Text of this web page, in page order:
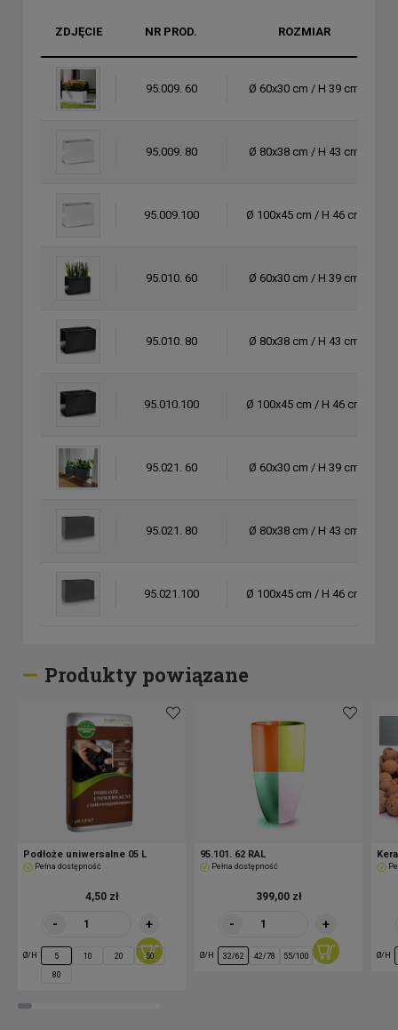
ZDJĘCIE NR PROD. ROZMIAR
95.009. 60 Ø 60x30 cm / H 39 cm
95.009. 80 Ø 80x38 cm / H 43 cm
95.009.100 Ø 100x45 cm / H 46 cm
95.010. 60 Ø 60x30 cm / H 39 cm
95.010. 80 Ø 80x38 cm / H 43 cm
95.010.100 Ø 100x45 cm / H 46 cm
95.021. 60 Ø 60x30 cm / H 39 cm
95.021. 80 Ø 80x38 cm / H 43 cm
95.021.100 Ø 100x45 cm / H 46 cm
95.105. 80 RAL Ø 80x38 cm / H 43 cm
Ø 100x45 cm / H 46 cm
Produkty powiązane
Podłoże uniwersalne 05 L
Pełna dostępność
4,50 zł
- +
Ø/H 5 10 20 50
80
95.101. 62 RAL
Pełna dostępność
399,00 zł
- +
Ø/H 32/62 42/78 55/100 Ø/H